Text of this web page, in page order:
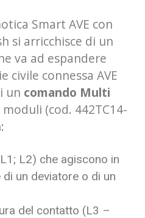
Smart AVE con
si arricchisce di un
va ad espandere
civile connessa AVE
un comando Multi
moduli (cod. 442TC14-
L2) che agiscono in
un deviatore o di un
del contatto (L3 –